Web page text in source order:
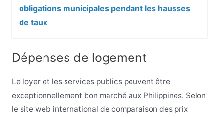
obligations municipales pendant les hausses
de taux
Dépenses de logement
Le loyer et les services publics peuvent être
exceptionnellement bon marché aux Philippines. Selon
le site web international de comparaison des prix